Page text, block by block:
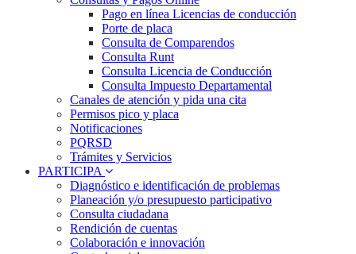
Pago en línea Licencias de conducción
Porte de placa
Consulta de Comparendos
Consulta Runt
Consulta Licencia de Conducción
Consulta Impuesto Departamental
Canales de atención y pida una cita
Permisos pico y placa
Notificaciones
PQRSD
Trámites y Servicios
PARTICIPA
Diagnóstico e identificación de problemas
Planeación y/o presupuesto participativo​
Consulta ciudadana
Rendición de cuentas
Colaboración e innovación